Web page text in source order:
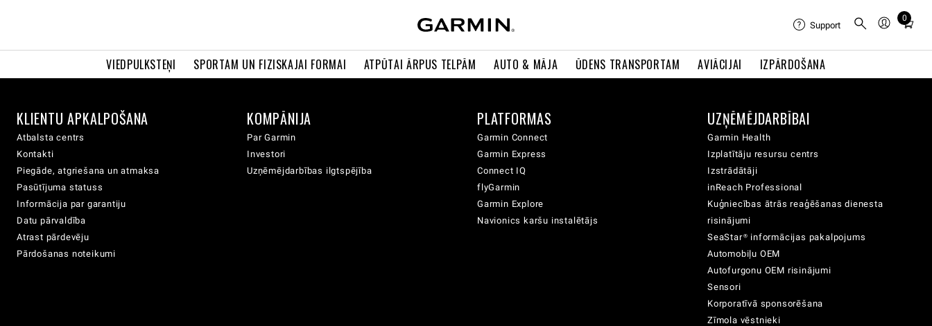
VIEDPULKSTEŅI SPORTAM UN FIZISKAJAI FORMAI ATPŪTAI ĀRPUS TELPĀM AUTO & MĀJA ŪDENS TRANSPORTAM AVIĀCIJAI IZPĀRDOŠANA
Support
0
Total
cart:
KLIENTU APKALPOŠANA
Atbalsta centrs
Kontakti
Piegāde, atgriešana un atmaksa
Pasūtījuma statuss
Informācija par garantiju
Datu pārvaldība
Atrast pārdevēju
Pārdošanas noteikumi
KOMPĀNIJA
Par Garmin
Investori
Uzņēmējdarbības ilgtspējība
PLATFORMAS
Garmin Connect
Garmin Express
Connect IQ
flyGarmin
Garmin Explore
Navionics karšu instalētājs
UZŅĒMĒJDARBĪBAI
Garmin Health
Izplatītāju resursu centrs
Izstrādātāji
inReach Professional
Kuģniecības ātrās reaģēšanas dienesta
risinājumi
SeaStar® informācijas pakalpojums
Automobiļu OEM
Autofurgonu OEM risinājumi
Sensori
Korporatīvā sponsorēšana
Zīmola vēstnieki